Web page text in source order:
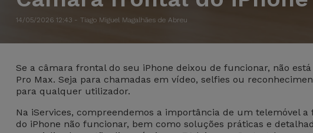
Samsung
Huawei
Oppo
Apple Watch
Recondicionados
Recondicionados
Recondicionados
Adaptadores
Películas
Powerbanks
Carregadores
14/05/2026 12:43 - Tiago Miguel Magalhães de Abreu
Se a câmara frontal do seu iPhone deixou de funcionar, não
Pro Max. Seja para chamadas em vídeo, selfies ou
para qualquer utilizador.
Na iServices, compreendemos a importância de um telemóvel
do iPhone não funcionar, bem como soluções práticas e